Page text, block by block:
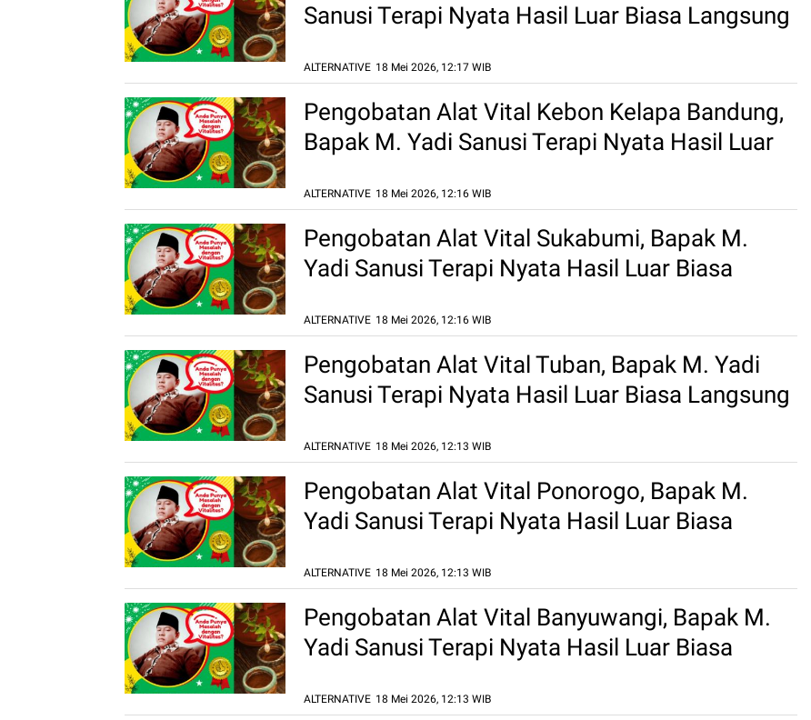
Sanusi Terapi Nyata Hasil Luar Biasa Langsung
ALTERNATIVE 18 Mei 2026, 12:17 WIB
Pengobatan Alat Vital Kebon Kelapa Bandung,
Bapak M. Yadi Sanusi Terapi Nyata Hasil Luar
ALTERNATIVE 18 Mei 2026, 12:16 WIB
Pengobatan Alat Vital Sukabumi, Bapak M.
Yadi Sanusi Terapi Nyata Hasil Luar Biasa
ALTERNATIVE 18 Mei 2026, 12:16 WIB
Pengobatan Alat Vital Tuban, Bapak M. Yadi
Sanusi Terapi Nyata Hasil Luar Biasa Langsung
ALTERNATIVE 18 Mei 2026, 12:13 WIB
Pengobatan Alat Vital Ponorogo, Bapak M.
Yadi Sanusi Terapi Nyata Hasil Luar Biasa
ALTERNATIVE 18 Mei 2026, 12:13 WIB
Pengobatan Alat Vital Banyuwangi, Bapak M.
Yadi Sanusi Terapi Nyata Hasil Luar Biasa
ALTERNATIVE 18 Mei 2026, 12:13 WIB